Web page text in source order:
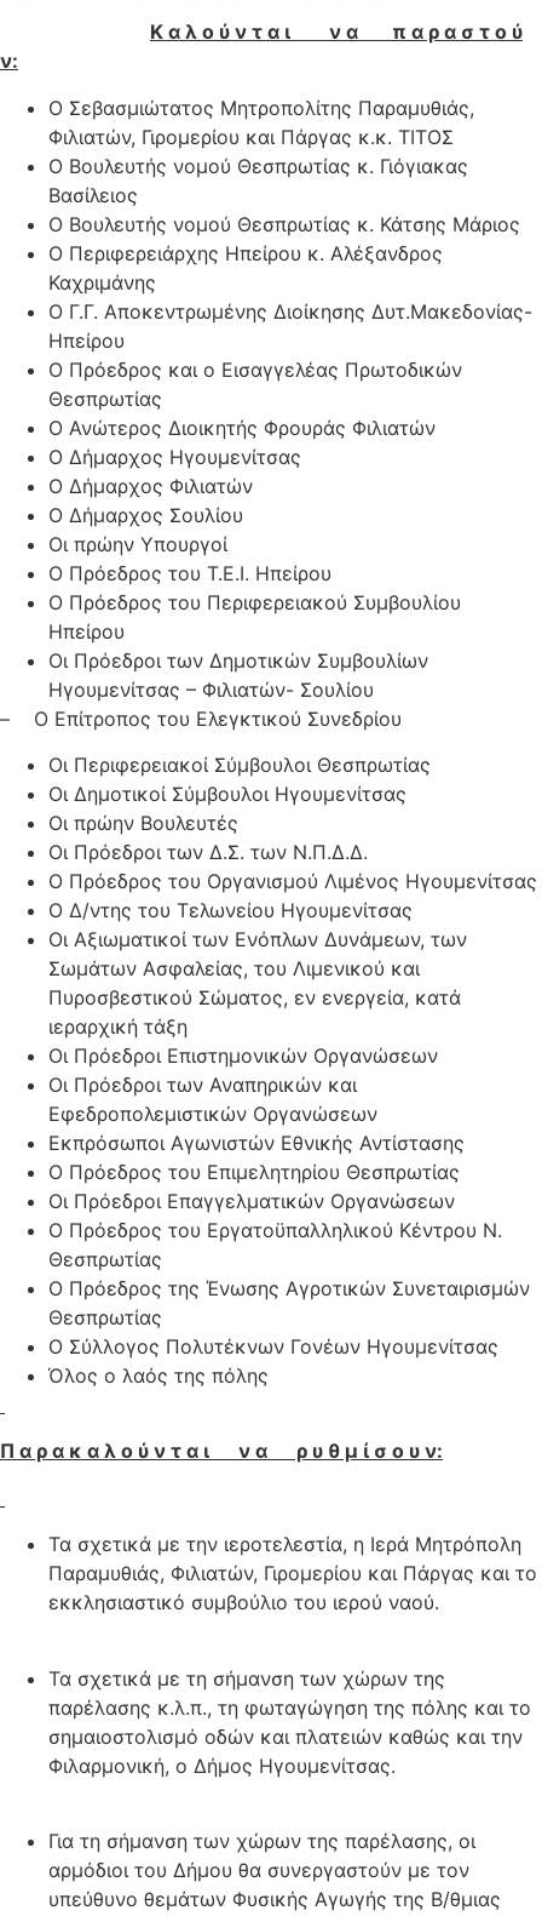
Κ α λ ο ύ ν τ α ι ν α π α ρ α σ τ ο ύ
ν:
Ο Σεβασμιώτατος Μητροπολίτης Παραμυθιάς,
Φιλιατών, Γιρομερίου και Πάργας κ.κ. ΤΙΤΟΣ
Ο Βουλευτής νομού Θεσπρωτίας κ. Γιόγιακας
Βασίλειος
Ο Βουλευτής νομού Θεσπρωτίας κ. Κάτσης Μάριος
Ο Περιφερειάρχης Ηπείρου κ. Αλέξανδρος
Καχριμάνης
Ο Γ.Γ. Αποκεντρωμένης Διοίκησης Δυτ.Μακεδονίας-
Ηπείρου
Ο Πρόεδρος και ο Εισαγγελέας Πρωτοδικών
Θεσπρωτίας
Ο Ανώτερος Διοικητής Φρουράς Φιλιατών
Ο Δήμαρχος Ηγουμενίτσας
Ο Δήμαρχος Φιλιατών
Ο Δήμαρχος Σουλίου
Οι πρώην Υπουργοί
Ο Πρόεδρος του Τ.Ε.Ι. Ηπείρου
Ο Πρόεδρος του Περιφερειακού Συμβουλίου
Ηπείρου
Οι Πρόεδροι των Δημοτικών Συμβουλίων
Ηγουμενίτσας – Φιλιατών- Σουλίου
– Ο Επίτροπος του Ελεγκτικού Συνεδρίου
Οι Περιφερειακοί Σύμβουλοι Θεσπρωτίας
Οι Δημοτικοί Σύμβουλοι Ηγουμενίτσας
Οι πρώην Βουλευτές
Οι Πρόεδροι των Δ.Σ. των Ν.Π.Δ.Δ.
Ο Πρόεδρος του Οργανισμού Λιμένος Ηγουμενίτσας
Ο Δ/ντης του Τελωνείου Ηγουμενίτσας
Οι Αξιωματικοί των Ενόπλων Δυνάμεων, των
Σωμάτων Ασφαλείας, του Λιμενικού και
Πυροσβεστικού Σώματος, εν ενεργεία, κατά
ιεραρχική τάξη
Οι Πρόεδροι Επιστημονικών Οργανώσεων
Οι Πρόεδροι των Αναπηρικών και
Εφεδροπολεμιστικών Οργανώσεων
Εκπρόσωποι Αγωνιστών Εθνικής Αντίστασης
Ο Πρόεδρος του Επιμελητηρίου Θεσπρωτίας
Οι Πρόεδροι Επαγγελματικών Οργανώσεων
Ο Πρόεδρος του Εργατοϋπαλληλικού Κέντρου Ν.
Θεσπρωτίας
Ο Πρόεδρος της Ένωσης Αγροτικών Συνεταιρισμών
Θεσπρωτίας
O Σύλλογος Πολυτέκνων Γονέων Ηγουμενίτσας
Όλος ο λαός της πόλης
Π α ρ α κ α λ ο ύ ν τ α ι ν α ρ υ θ μ ί σ ο υ ν:
Τα σχετικά με την ιεροτελεστία, η Ιερά Μητρόπολη
Παραμυθιάς, Φιλιατών, Γιρομερίου και Πάργας και το
εκκλησιαστικό συμβούλιο του ιερού ναού.
Τα σχετικά με τη σήμανση των χώρων της
παρέλασης κ.λ.π., τη φωταγώγηση της πόλης και το
σημαιοστολισμό οδών και πλατειών καθώς και την
Φιλαρμονική, ο Δήμος Ηγουμενίτσας.
Για τη σήμανση των χώρων της παρέλασης, οι
αρμόδιοι του Δήμου θα συνεργαστούν με τον
υπεύθυνο θεμάτων Φυσικής Αγωγής της Β/θμιας